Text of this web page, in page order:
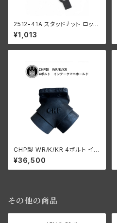
2512-41A スタッドナット ロック
ワッシャー 3個入
¥1,013
CHP製 WR/K/KR 4ボルト イン
テ ークマニホールド
¥36,500
その他の商品